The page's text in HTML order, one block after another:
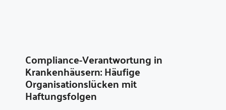
Compliance-Verantwortung in
Krankenhäusern: Häufige
Organisationslücken mit
Haftungsfolgen